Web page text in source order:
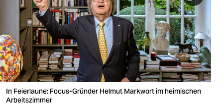
verlag
veranstaltungen
shop
fragen & hilfe
unterstützen
In Feierlaune: Focus-Gründer Helmut Markwort im heimischen
Arbeitszimmer